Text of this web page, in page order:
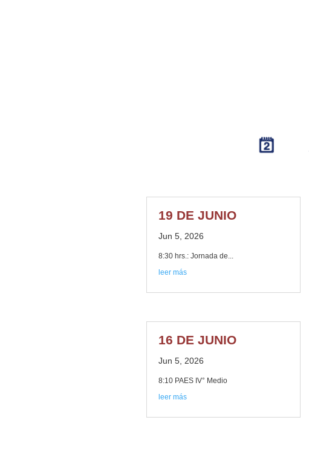
19 DE JUNIO
Jun 5, 2026
8:30 hrs.: Jornada de...
leer más
16 DE JUNIO
Jun 5, 2026
8:10 PAES IV° Medio
leer más